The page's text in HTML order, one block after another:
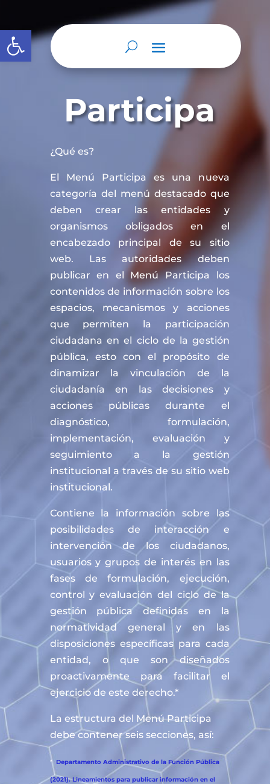
Abrir barra de herramientas
Participa
¿Qué es?
El Menú Participa es una nueva
categoría del menú destacado que
deben crear las entidades y
organismos obligados en el
encabezado principal de su sitio
web. Las autoridades deben
publicar en el Menú Participa los
contenidos de información sobre los
espacios, mecanismos y acciones
que permiten la participación
ciudadana en el ciclo de la gestión
pública, esto con el propósito de
dinamizar la vinculación de la
ciudadanía en las decisiones y
acciones públicas durante el
diagnóstico, formulación,
implementación, evaluación y
seguimiento a la gestión
institucional a través de su sitio web
institucional.
Contiene la información sobre las
posibilidades de interacción e
intervención de los ciudadanos,
usuarios y grupos de interés en las
fases de formulación, ejecución,
control y evaluación del ciclo de la
gestión pública definidas en la
normatividad general y en las
disposiciones específicas para cada
entidad, o que son diseñados
proactivamente para facilitar el
ejercicio de este derecho.*
La estructura del Menú Participa
debe contener seis secciones, así:
* Departamento Administrativo de la Función Pública
(2021). Lineamientos para publicar información en el